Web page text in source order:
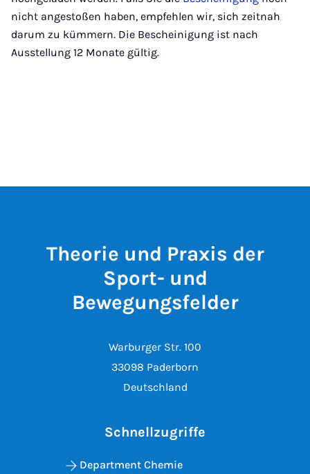
nicht angestoßen haben, empfehlen wir, sich zeitnah
darum zu kümmern. Die Bescheinigung ist nach
Ausstellung 12 Monate gültig.
Theorie und Praxis der
Sport- und
Bewegungsfelder
Warburger Str. 100
33098 Paderborn
Deutschland
Schnellzugriffe
Department Chemie